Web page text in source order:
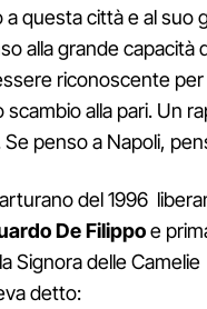
questa città e al suo
alla grande capacità
riconoscente
scambio alla pari. Un
penso a Napoli,
del 1996
De Filippoe
Signora delle Camelie
detto: